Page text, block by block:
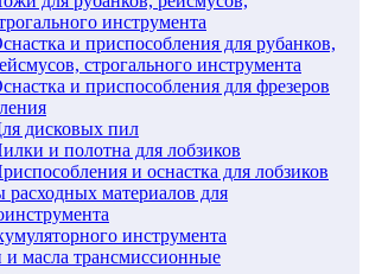
инструмента
и приспособления для рубанков,
строгального инструмента
и приспособления для фрезеров
дисковых пил
и полотна для лобзиков
и оснастка для лобзиков
расходных материалов для
инструмента
и масла трансмиссионные